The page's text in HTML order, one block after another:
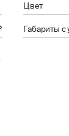
Цвет
Габариты с